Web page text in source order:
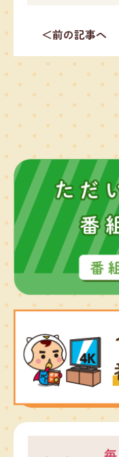
＜前の記事へ